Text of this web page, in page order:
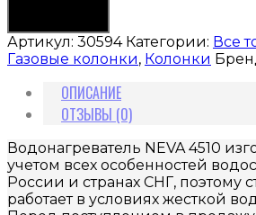
Артикул: 30594 Категории: Все
Газовые колонки, Колонки
ОПИСАНИЕ
ОТЗЫВЫ (0)
Водонагреватель NEVA 4510
учетом всех особенностей
России и странах СНГ, поэтому
работает в условиях жесткой